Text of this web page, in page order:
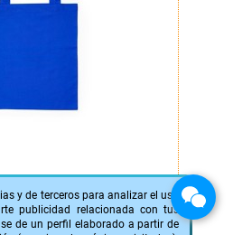
y de terceros para analizar el uso
publicidad relacionada con tus
de un perfil elaborado a partir de